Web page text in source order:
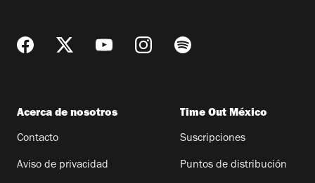
Acerca de nosotros
Contacto
Aviso de privacidad
Time Out México
Suscripciones
Puntos de distribución